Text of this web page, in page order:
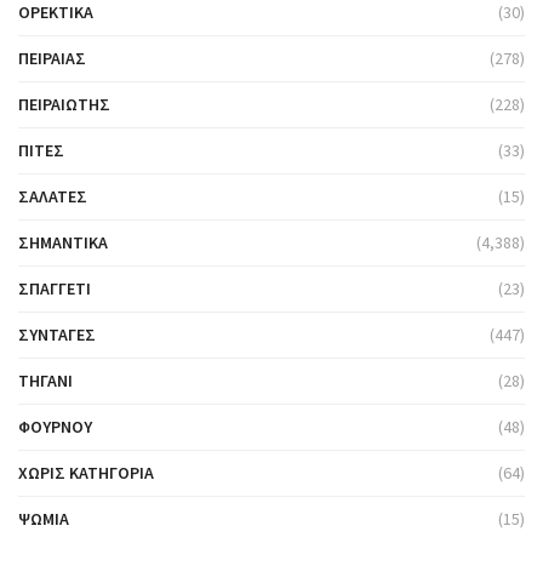
ΟΡΕΚΤΙΚΆ (30)
ΠΕΙΡΑΙΆΣ (278)
ΠΕΙΡΑΙΏΤΗΣ (228)
ΠΊΤΕΣ (33)
ΣΑΛΆΤΕΣ (15)
ΣΗΜΑΝΤΙΚΆ (4,388)
ΣΠΑΓΓΈΤΙ (23)
ΣΥΝΤΑΓΈΣ (447)
ΤΗΓΆΝΙ (28)
ΦΟΎΡΝΟΥ (48)
ΧΩΡΊΣ ΚΑΤΗΓΟΡΊΑ (64)
ΨΩΜΙΆ (15)